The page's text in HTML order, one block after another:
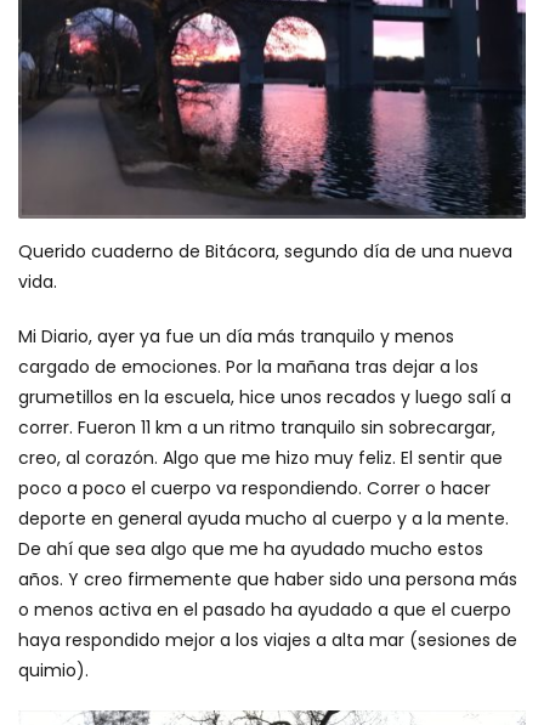
Querido cuaderno de Bitácora, segundo día de una nueva
vida.
Mi Diario, ayer ya fue un día más tranquilo y menos
cargado de emociones. Por la mañana tras dejar a los
grumetillos en la escuela, hice unos recados y luego salí a
correr. Fueron 11 km a un ritmo tranquilo sin sobrecargar,
creo, al corazón. Algo que me hizo muy feliz. El sentir que
poco a poco el cuerpo va respondiendo. Correr o hacer
deporte en general ayuda mucho al cuerpo y a la mente.
De ahí que sea algo que me ha ayudado mucho estos
años. Y creo firmemente que haber sido una persona más
o menos activa en el pasado ha ayudado a que el cuerpo
haya respondido mejor a los viajes a alta mar (sesiones de
quimio).